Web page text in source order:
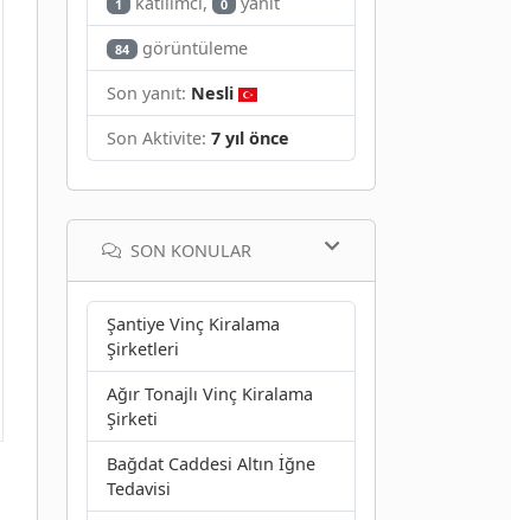
1 0
84
görüntüleme
Son yanıt: Nesli
Son Aktivite: 7 yıl önce
SON KONULAR
Şantiye Vinç Kiralama
Şirketleri
Ağır Tonajlı Vinç Kiralama
Şirketi
Bağdat Caddesi Altın İğne
Tedavisi